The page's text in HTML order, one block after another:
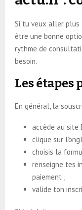
Si tu veux aller plus
être une bonne
rythme de
besoin.
Les étapes
En général, la
accède au site
clique sur
choisis la
renseigne tes
paiement ;
valide ton